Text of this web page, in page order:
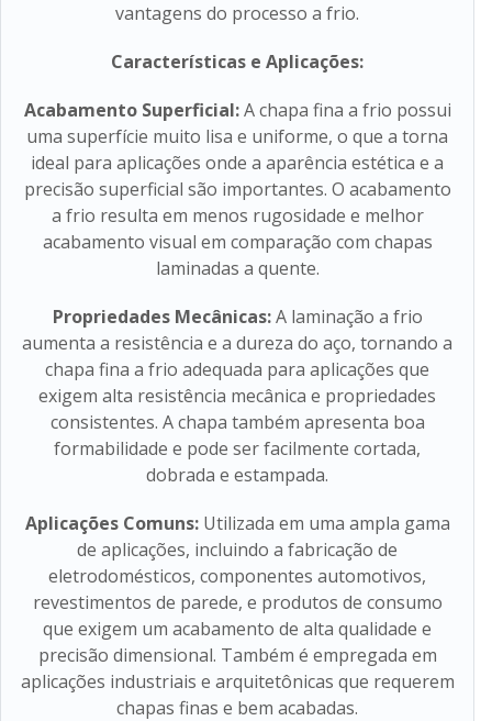
vantagens do processo a frio.
Características e Aplicações:
Acabamento Superficial:A chapa fina a frio possui
uma superfície muito lisa e uniforme, o que a torna
ideal para aplicações onde a aparência estética e a
precisão superficial são importantes. O acabamento
a frio resulta em menos rugosidade e melhor
acabamento visual em comparação com chapas
laminadas a quente.
Propriedades Mecânicas:A laminação a frio
aumenta a resistência e a dureza do aço, tornando a
chapa fina a frio adequada para aplicações que
exigem alta resistência mecânica e propriedades
consistentes. A chapa também apresenta boa
formabilidade e pode ser facilmente cortada,
dobrada e estampada.
Aplicações Comuns:Utilizada em uma ampla gama
de aplicações, incluindo a fabricação de
eletrodomésticos, componentes automotivos,
revestimentos de parede, e produtos de consumo
que exigem um acabamento de alta qualidade e
precisão dimensional. Também é empregada em
aplicações industriais e arquitetônicas que requerem
chapas finas e bem acabadas.